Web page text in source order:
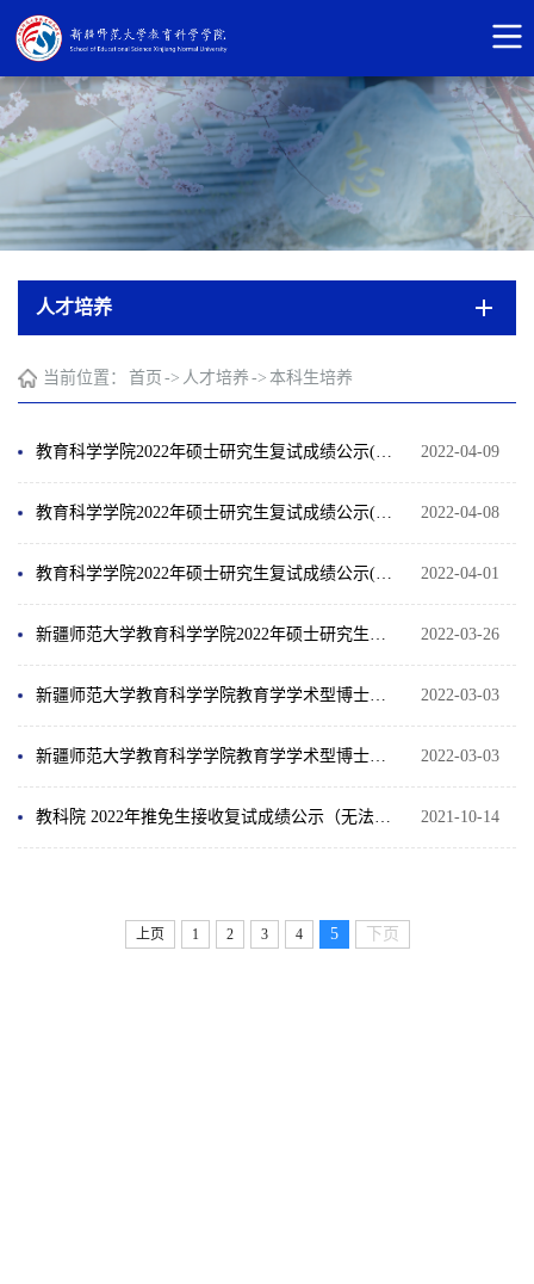
人才培养
当前位置： 首页 -> 人才培养 -> 本科生培养
2022-04-09
2022-04-08
2022-04-01
2022-03-26
2022-03-03
2022-03-03
2021-10-14
上页 1 2 3 4 5 下页